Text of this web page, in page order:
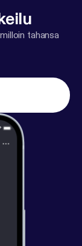
entender
tahansa